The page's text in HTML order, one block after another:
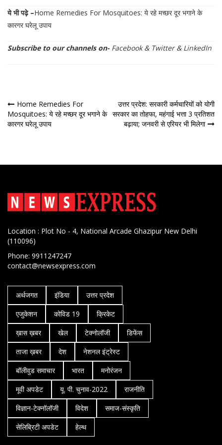
ये भी पढ़े –Home Remedies For Mosquitoes: ये रहे मच्छर दूर भगाने के
कारगर घरेलू उपाय
Subscribe to our channels on- Facebook& Twitter& LinkedIn
पोस्ट
नेविगेशन
Home Remedies For
Mosquitoes: ये रहे मच्छर दूर भगाने के
कारगर घरेलू उपाय
उत्तर प्रदेश: सरकारी कर्मचारियों को योगी
सरकार का तोहफा, महंगाई भत्ता 3 प्रतिशत
बढ़ाया; जनवरी से एरियर भी मिलेगा
Location : Plot No - 4, National Arcade Ghazipur New Delhi
(110096)
Phone: 9911247247
contact@newsexpress.com
अर्थजगत इंडिया
उत्तर प्रदेश
एजुकेशन
कोविड 19
क्रिकेट
ख़ास ख़बर
खेल टेक्नोलॉजी
डिफेंस
ताजा ख़बर
देश
नेशनल इंट्रेस्ट
बॉलीवुड समाचार
भारत
मनोरंजन
मूवी अपडेट
यू. पी. चुनाव-2022
राजनीति
विज्ञान-टेक्नॉलॉजी
विदेश
समाज-संस्कृति
सेलिब्रिटी अपडेट
हेल्थ